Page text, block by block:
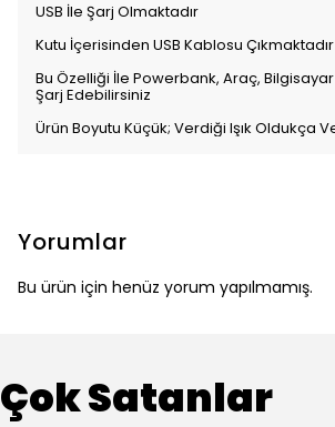
USB İle Şarj Olmaktadır
Kutu İçerisinden USB Kablosu Çıkmaktadır
Bu Özelliği İle Powerbank, Araç,
Şarj Edebilirsiniz
Ürün Boyutu Küçük; Verdiği Işık Oldukça
Yorumlar
Bu ürün için henüz yorum yapılmamış.
Çok Satanlar